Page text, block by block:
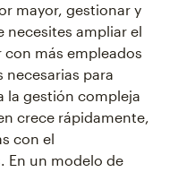
mayor, gestionar y
necesites ampliar el
más empleados
necesarias para
la gestión compleja
crece rápidamente,
con el
En un modelo de